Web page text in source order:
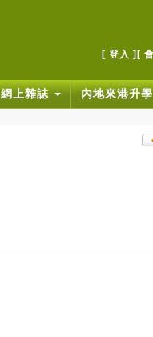
[ 登入 ] [
網上雜誌 內地來港升學